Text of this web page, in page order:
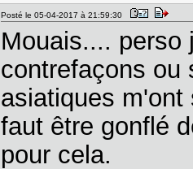
Posté le 05-04-2017 à 21:59:30
Mouais.... perso
contrefaçons ou
asiatiques
faut être gonflé
pour cela.